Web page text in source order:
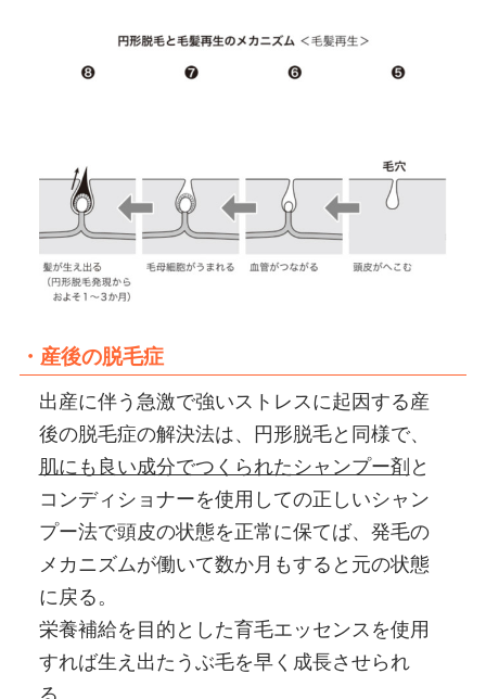
・産後の脱毛症
出産に伴う急激で強いストレスに起因する産
後の脱毛症の解決法は、円形脱毛と同様で、
肌にも良い成分でつくられたシャンプー剤 と
コンディショナーを使用しての正しいシャン
プー法で頭皮の状態を正常に保てば、発毛の
メカニズムが働いて数か月もすると元の状態
に戻る。
栄養補給を目的とした育毛エッセンスを使用
すれば生え出たうぶ毛を早く成長させられ